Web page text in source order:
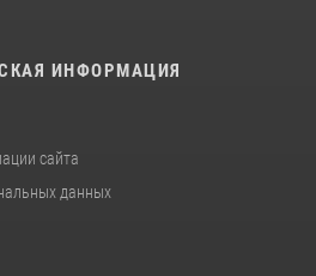
ИНФОРМАЦИЯ
сайта
данных